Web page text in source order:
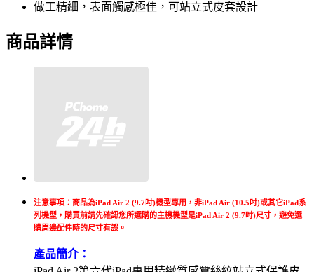
做工精細，表面觸感極佳，可站立式皮套設計
商品詳情
注意事項：商品為iPad Air 2 (9.7吋)機型專用，非iPad Air (10.5吋)或其它iPad系
列機型，購買前請先確認您所選購的主機機型是iPad Air 2 (9.7吋)尺寸，避免選
購周邊配件時的尺寸有誤。
產品簡介：